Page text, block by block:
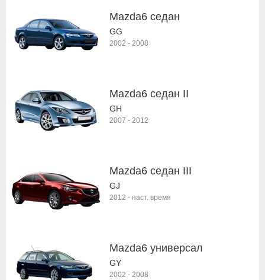
Mazda6 седан
GG
2002 - 2008
Mazda6 седан II
GH
2007 - 2012
Mazda6 седан III
GJ
2012 - наст. время
Mazda6 универсал
GY
2002 - 2008